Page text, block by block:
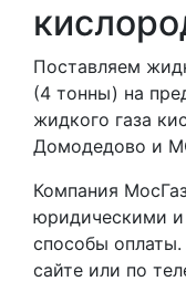
Поставляем
(4 тонны) на
жидкого газа
Домодедово и
Компания
юридическими
способы
сайте или по